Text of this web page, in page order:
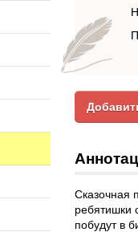
Сказочная
ребятишки
побудут в